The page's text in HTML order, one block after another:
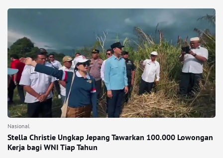
Nasional
Stella Christie Ungkap Jepang Tawarkan 100.000 Lowongan
Kerja bagi WNI Tiap Tahun